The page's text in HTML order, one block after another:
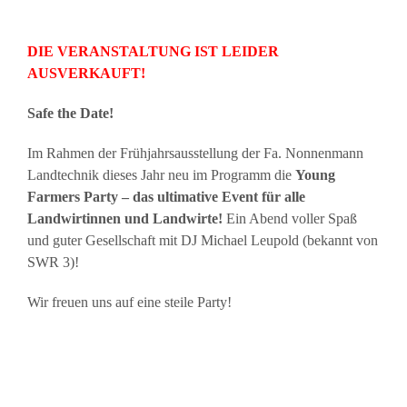
DIE VERANSTALTUNG IST LEIDER
AUSVERKAUFT!
Safe the Date!
Im Rahmen der Frühjahrsausstellung der Fa. Nonnenmann
Landtechnik dieses Jahr neu im Programm die Young
Farmers Party – das ultimative Event für alle
Landwirtinnen und Landwirte! Ein Abend voller Spaß
und guter Gesellschaft mit DJ Michael Leupold (bekannt von
SWR 3)!
Wir freuen uns auf eine steile Party!